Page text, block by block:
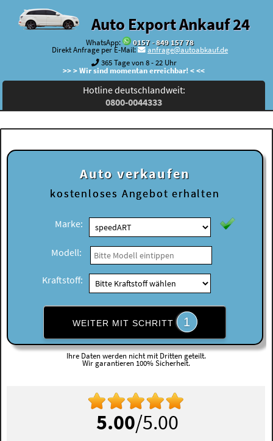
Auto Export Ankauf 24
WhatsApp:
0157 - 849 157 78
Direkt Anfrage per E-Mail:
anfrage@autoabkauf.de
365 Tage von 8 - 22 Uhr
>> > Wir sind momentan erreichbar! < <<
Hotline deutschlandweit:
0800-0044333
Auto verkaufen
kostenloses Angebot erhalten
Marke:
Modell:
Kraftstoff:
WEITER MIT SCHRITT 1
Ihre Daten werden nicht mit Dritten geteilt.
Wir garantieren 100% Sicherheit.
5.00/5.00